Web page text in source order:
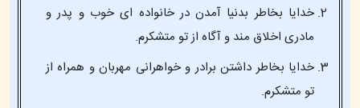
خدایا بخاطر بدنیا آمدن در خانواده ای خوب و پدر و
مادری اخلاق مند و آگاه از تو متشکرم.
خدایا بخاطر داشتن برادر و خواهرانی مهربان و همراه از
تو متشکرم.